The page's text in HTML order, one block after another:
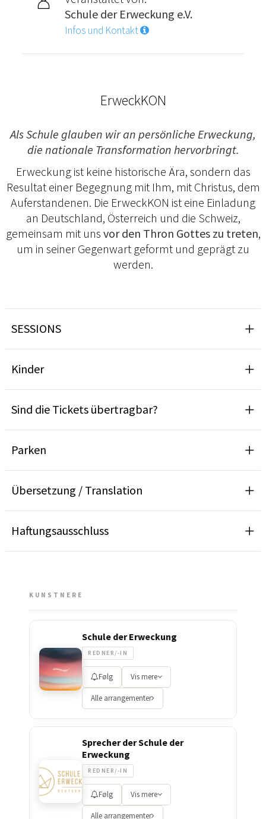
Schule der Erweckung e.V.
Infos und Kontakt
ErweckKON
Als Schule glauben wir an persönliche Erweckung,
die nationale Transformation hervorbringt.
Erweckung ist keine historische Ära, sondern das
Resultat einer Begegnung mit Ihm, mit Christus, dem
Auferstandenen. Die ErweckKON ist eine Einladung
an Deutschland, Österreich und die Schweiz,
gemeinsam mit uns vor den Thron Gottes zu treten,
um in seiner Gegenwart geformt und geprägt zu
werden.
SESSIONS
Kinder
Sind die Tickets übertragbar?
Parken
Übersetzung / Translation
Haftungsausschluss
KUNSTNERE
Schule der Erweckung
REDNER/-IN
Følg Vis mere
Alle arrangementer
Sprecher der Schule der
Erweckung
REDNER/-IN
Følg Vis mere
Alle arrangementer